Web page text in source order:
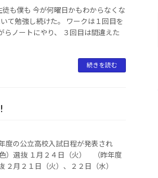
も僕も 今が何曜日かもわからなくな
て勉強し続けた。 ワークは１回目を
らノートにやり、 ３回目は間違えた
続きを読む
度の公立高校入試日程が発表され
）選抜 １月２４日（火） （昨年度
２月２１日（火）、２２日（水）